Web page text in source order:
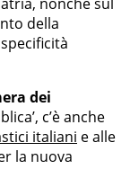
della
dei
c’è anche
italiani e alle
la nuova